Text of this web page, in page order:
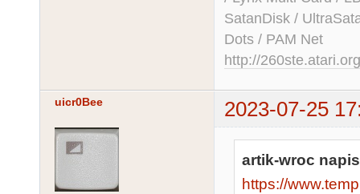
SatanDisk /
Dots / PAM Net
http://260ste.atari.org
uicr0Bee 2023-07-25
artik-wroc
https://